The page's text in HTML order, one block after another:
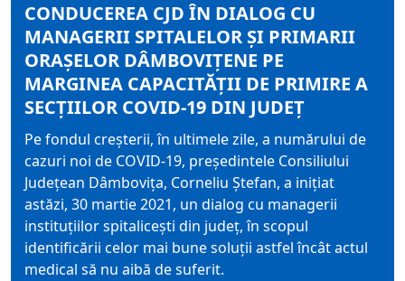
CONDUCEREA CJD ÎN DIALOG CU
MANAGERII SPITALELOR ȘI PRIMARII
ORAȘELOR DÂMBOVIȚENE PE
MARGINEA CAPACITĂȚII DE PRIMIRE A
SECȚIILOR COVID-19 DIN JUDEȚ
Pe fondul creșterii, în ultimele zile, a numărului de
cazuri noi de COVID-19, președintele Consiliului
Județean Dâmbovița, Corneliu Ștefan, a inițiat
astăzi, 30 martie 2021, un dialog cu managerii
instituțiilor spitalicești din județ, în scopul
identificării celor mai bune soluții astfel încât actul
medical să nu aibă de suferit.